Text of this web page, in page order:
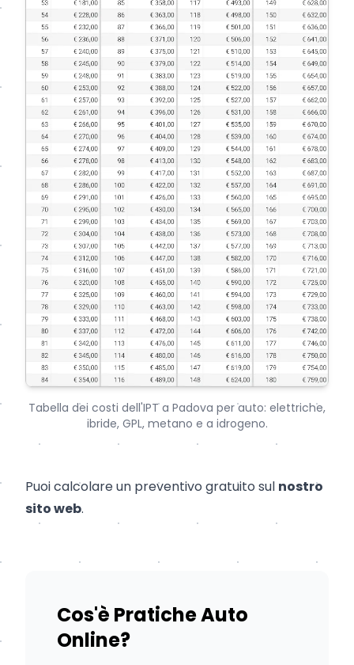
Tabella dei costi dell'IPT a Padova per auto: elettriche,
ibride, GPL, metano e a idrogeno.
Puoi calcolare un preventivo gratuito sul nostro
sito web.
Cos'è Pratiche Auto
Online?